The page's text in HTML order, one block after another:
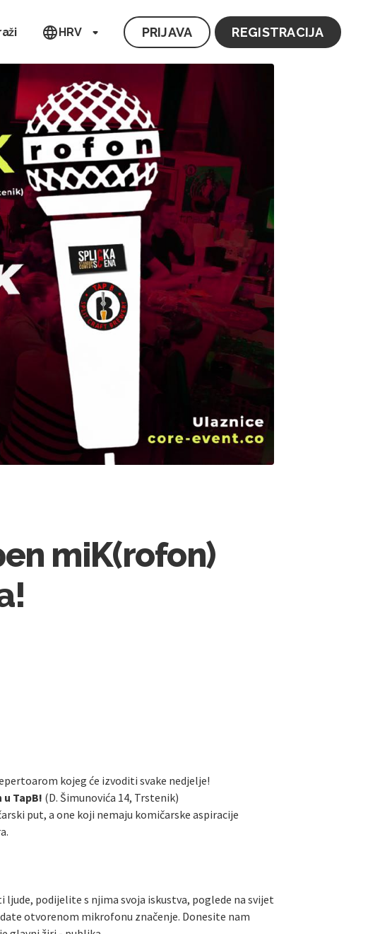
HRV PRIJAVA REGISTRACIJA
miK(rofon)
kojeg će izvoditi svake nedjelje!
TapB! (D. Šimunovića 14, Trstenik)
put, a one koji nemaju komičarske aspiracije
podijelite s njima svoja iskustva, poglede na svijet
otvorenom mikrofonu značenje. Donesite nam